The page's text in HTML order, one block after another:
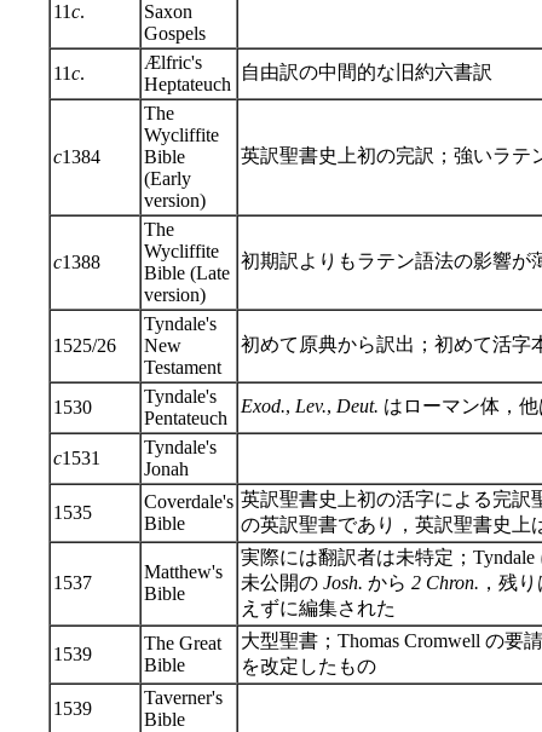
11c.
Saxon
Gospels
11c.
Ælfric's
Heptateuch
自由訳の中間的な旧約六書訳
c1384
The
Wycliffite
Bible
(Early
version)
英訳聖書史上初の完訳；強いラテ
c1388
The
Wycliffite
Bible (Late
version)
初期訳よりもラテン語法の影響が
1525/26
Tyndale's
New
Testament
初めて原典から訳出；初めて活字
1530
Tyndale's
Pentateuch
Exod., Lev., Deut. はローマン体，
c1531
Tyndale's
Jonah
1535
Coverdale's
Bible
英訳聖書史上初の活字による完訳
の英訳聖書であり，英訳聖書史上
1537
Matthew's
Bible
実際には翻訳者は未特定；
未公開の Josh. から 2 Chron. ，残
えずに編集された
1539
The Great
Bible
大型聖書；Thomas Cromwell の要
を改定したもの
1539
Taverner's
Bible